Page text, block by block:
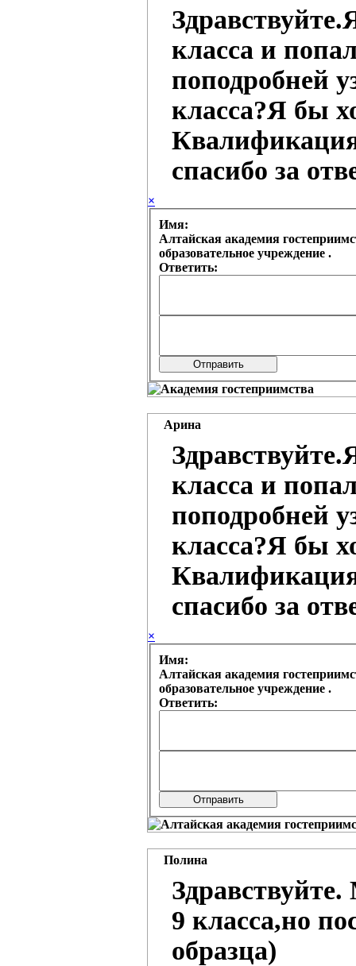
класса и
поподробней
класса?Я бы
спасибо за
×
Имя:
Алтайская академия гостеприимства (колледж) Краевое государственное бюджетное профессиональное
образовательное учреждение .
Ответить:
Арина
класса и
поподробней
класса?Я бы
спасибо за
×
Имя:
Алтайская академия гостеприимства (колледж) Краевое государственное бюджетное профессиональное
образовательное учреждение .
Ответить:
Полина
9 класса,но
образца)